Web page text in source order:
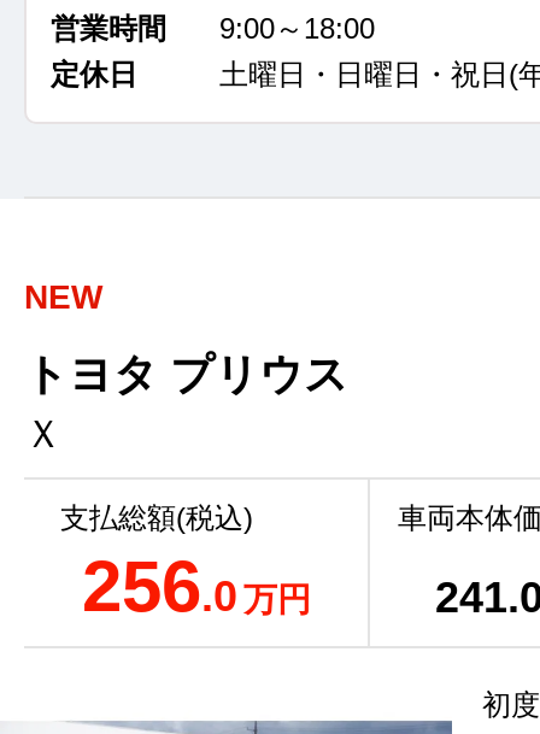
営業時間
9:00～18:00
定休日
土曜日・日曜日・祝日 (
NEW
トヨタ プリウス
Ｘ
支払総額(税込)
256.0万円
車両本体
241
初